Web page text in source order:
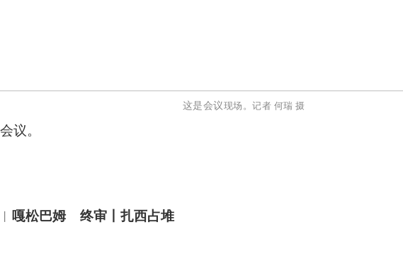
这是会议现场。记者 何瑞 摄
议。
嘎松巴姆 终审丨扎西占堆